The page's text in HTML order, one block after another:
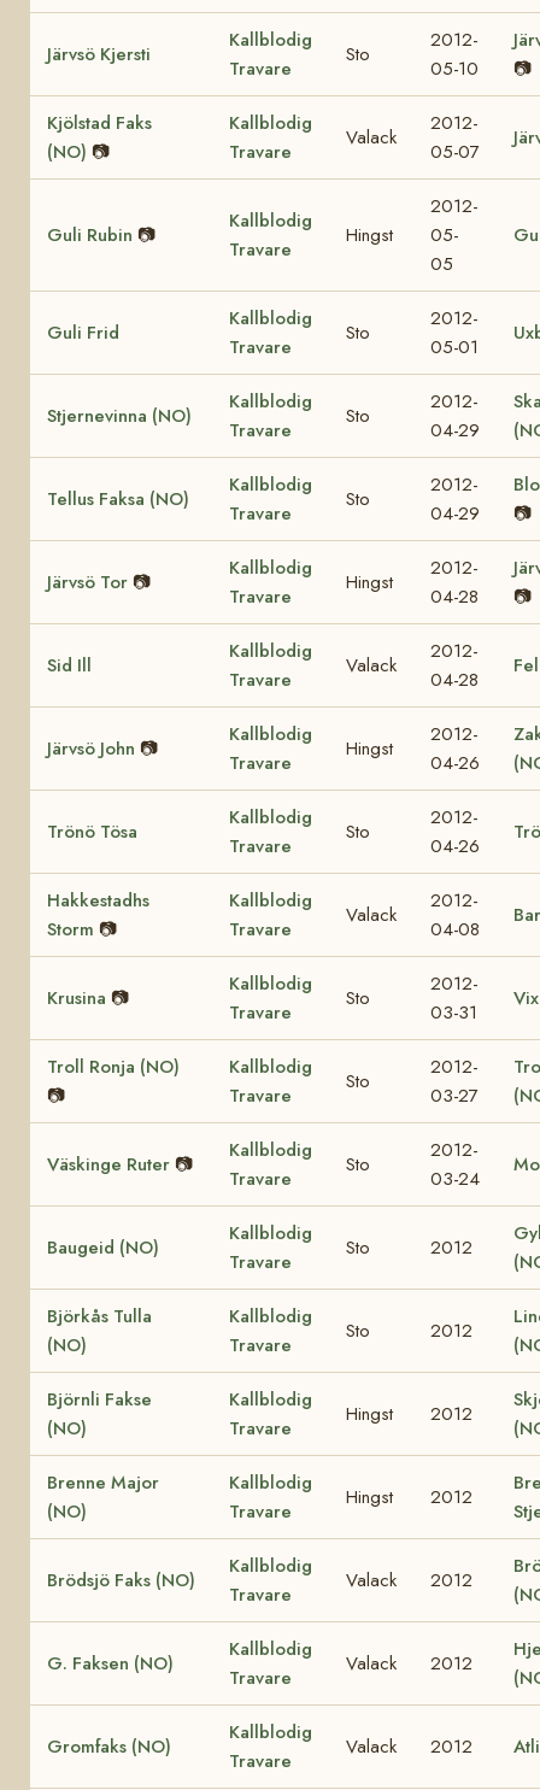
Järvsö Kjersti
Kallblodig
Travare
Sto
2012-
05-10
📷
Kjölstad Faks
(NO) 📷
Kallblodig
Travare
Valack
2012-
05-07
Guli Rubin 📷
Kallblodig
Travare
Hingst
2012-
05-
05
Guli Frid
Kallblodig
Travare
Sto
2012-
05-01
Stjernevinna (NO)
Kallblodig
Travare
Sto
2012-
04-29
Tellus Faksa (NO)
Kallblodig
Travare
Sto
2012-
04-29
📷
Järvsö Tor 📷
Kallblodig
Travare
Hingst
2012-
04-28
📷
Sid Ill
Kallblodig
Travare
Valack
2012-
04-28
Järvsö John 📷
Kallblodig
Travare
Hingst
2012-
04-26
Trönö Tösa
Kallblodig
Travare
Sto
2012-
04-26
Hakkestadhs
Storm 📷
Kallblodig
Travare
Valack
2012-
04-08
Krusina 📷
Kallblodig
Travare
Sto
2012-
03-31
Troll Ronja (NO)
📷
Kallblodig
Travare
Sto
2012-
03-27
Väskinge Ruter 📷
Kallblodig
Travare
Sto
2012-
03-24
Baugeid (NO)
Kallblodig
Travare
Sto 2012
Björkås Tulla
(NO)
Kallblodig
Travare
Sto 2012
Björnli Fakse
(NO)
Kallblodig
Travare
Hingst 2012
Brenne Major
(NO)
Kallblodig
Travare
Hingst 2012
Brödsjö Faks (NO)
Kallblodig
Travare
Valack 2012
G. Faksen (NO)
Kallblodig
Travare
Valack 2012
Gromfaks (NO)
Kallblodig
Travare
Valack 2012